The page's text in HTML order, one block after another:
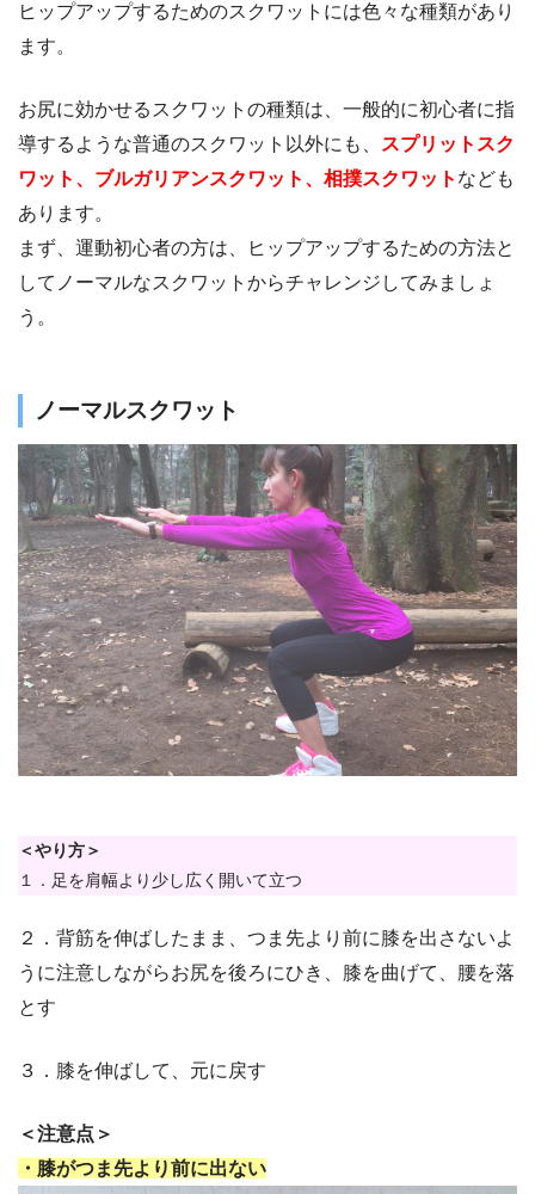
ヒップアップするためのスクワットには色々な種類があり
ます。
お尻に効かせるスクワットの種類は、一般的に初心者に指
導するような普通のスクワット以外にも、 スプリットスク
ワット、ブルガリアンスクワット、相撲スクワット なども
あります。
まず、運動初心者の方は、ヒップアップするための方法と
してノーマルなスクワットからチャレンジしてみましょ
う。
ノーマルスクワット
＜やり方＞
１．足を肩幅より少し広く開いて立つ
２．背筋を伸ばしたまま、つま先より前に膝を出さないよ
うに注意しながらお尻を後ろにひき、膝を曲げて、腰を落
とす
３．膝を伸ばして、元に戻す
＜注意点＞
・膝がつま先より前に出ない